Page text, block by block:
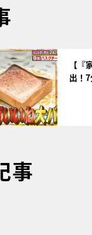
【
出！
事